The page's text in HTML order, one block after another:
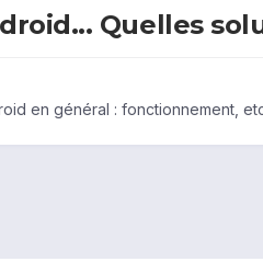
Quelles
en général : fonctionnement,